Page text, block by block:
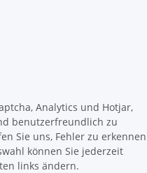
Analytics und Hotjar,
benutzerfreundlich zu
Sie uns, Fehler zu erkennen
können Sie jederzeit
links ändern.